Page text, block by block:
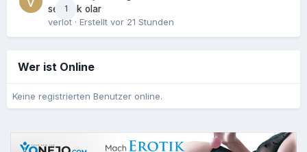
1
seçmək olar
verlot · Erstellt vor 21 Stunden
Wer ist Online
Keine registrierten Benutzer online.